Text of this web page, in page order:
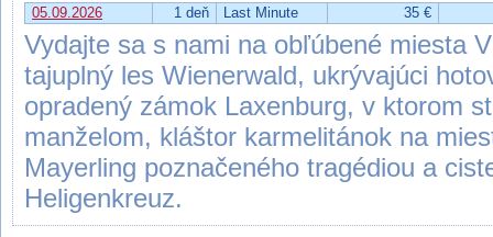
05.09.2026 1 deň Last Minute 35 €
Vydajte sa s nami na obľúbené miesta
tajuplný les Wienerwald, ukrývajúci
opradený zámok Laxenburg, v ktorom
manželom, kláštor karmelitánok na
Mayerling poznačeného tragédiou a
Heligenkreuz.